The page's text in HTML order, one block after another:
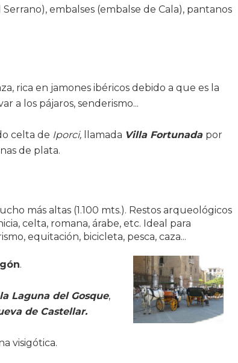
embalses (embalse de Cala), pantanos
rica en jamones ibéricos debido a que es la
a los pájaros, senderismo...
celta de Iporci, llamada Villa Fortunada por
de plata.
más altas (1.100 mts.). Restos arqueológicos
celta, romana, árabe, etc. Ideal para
equitación, bicicleta, pesca, caza...
.
Laguna del Gosque,
de Castellar.
visigótica.